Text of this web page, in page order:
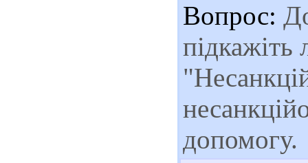
Вопрос:
підкажіть
допомогу.